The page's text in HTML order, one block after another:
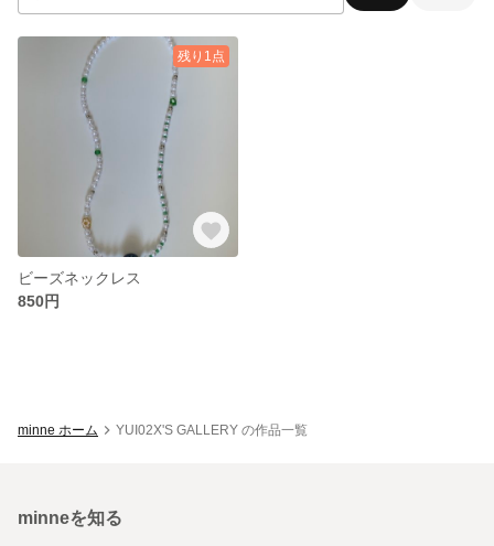
残り1点
ビーズネックレス
850円
minne ホーム YUI02X'S GALLERY の作品一覧
minneを知る